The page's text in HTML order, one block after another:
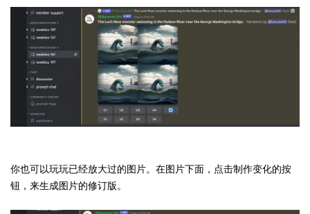
你也可以玩玩已经放大过的图片。在图片下面，点击制作变化的按
钮，来生成图片的修订版。